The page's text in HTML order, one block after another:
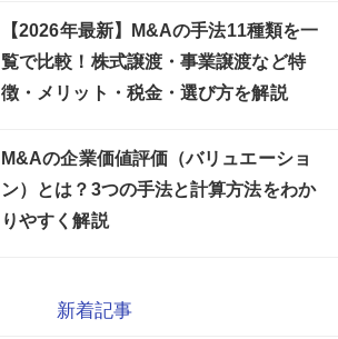
【2026年最新】M&Aの手法11種類を一
覧で比較！株式譲渡・事業譲渡など特
徴・メリット・税金・選び方を解説
M&Aの企業価値評価（バリュエーショ
ン）とは？3つの手法と計算方法をわか
りやすく解説
新着記事